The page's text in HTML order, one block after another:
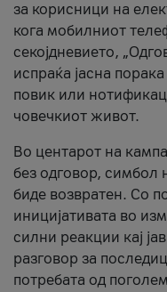
за корисници на
кога мобилниот
секојдневието,
испраќа јасна
повик или
човечкиот живот.
Во центарот на
без одговор, симбол
биде возвратен. Со
иницијативата во
силни реакции кај
разговор за
потребата од